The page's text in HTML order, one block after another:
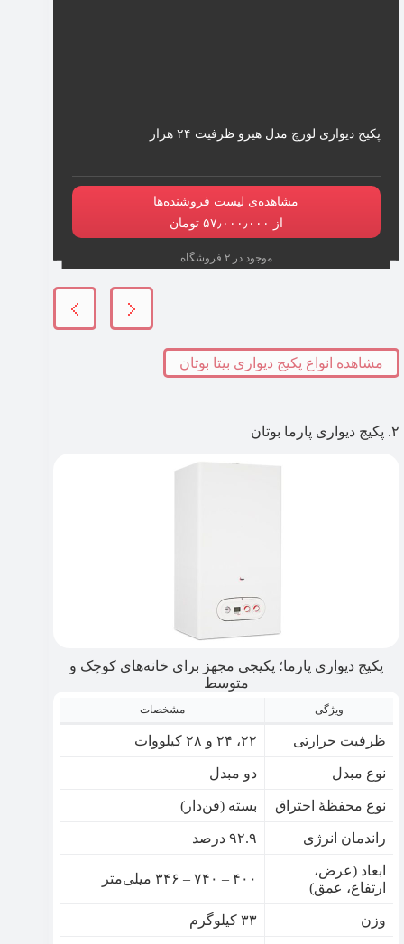
پکیج دیواری لورچ مدل هیرو ظرفیت ۲۴ هزار
مشاهده‌ی لیست فروشنده‌ها
از ۵۷٫۰۰۰٫۰۰۰ تومان
موجود در ۲ فروشگاه
مشاهده انواع پکیج دیواری بیتا بوتان
۲. پکیج دیواری پارما بوتان
پکیج دیواری پارما؛ پکیجی مجهز برای خانه‌های کوچک و
متوسط
ویژگی مشخصات
ظرفیت حرارتی ۲۲، ۲۴ و ۲۸ کیلووات
نوع مبدل دو مبدل
نوع محفظۀ احتراق بسته (فن‌دار)
راندمان انرژی ۹۲.۹ درصد
ابعاد (عرض،
ارتفاع، عمق)
۴۰۰ – ۷۴۰ – ۳۴۶ میلی‌متر
وزن ۳۳ کیلوگرم